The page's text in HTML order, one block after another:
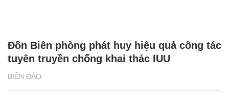
BIỂN ĐẢO
Đồn Biên phòng phát huy hiệu quả công tác
tuyên truyền chống khai thác IUU